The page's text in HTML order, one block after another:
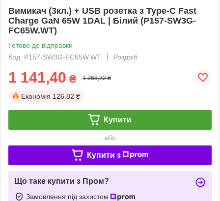
Вимикач (3кл.) + USB розетка з Type-C Fast
Charge GaN 65W 1DAL | Білий (P157-SW3G-
FC65W.WT)
Готово до відправки
Код: P157-SW3G-FC65W.WT
Роздріб
1 141,40 ₴ 1 268,22 ₴
Економія 126.82 ₴
Купити
або
Купити з
Що таке купити з Пром?
Замовлення під захистом